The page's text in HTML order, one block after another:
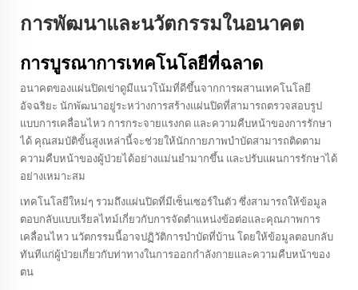
การพัฒนาและนวัตกรรมในอนาคต
การบูรณาการเทคโนโลยีที่ฉลาด
อนาคตของแผ่นปิดเข่าดูมีแนวโน้มที่ดีขึ้นจากการผสานเทคโนโลยี
อัจฉริยะ นักพัฒนาอยู่ระหว่างการสร้างแผ่นปิดที่สามารถตรวจสอบรูป
แบบการเคลื่อนไหว การกระจายแรงกด และความคืบหน้าของการรักษา
ได้ คุณสมบัติขั้นสูงเหล่านี้จะช่วยให้นักกายภาพบำบัดสามารถติดตาม
ความคืบหน้าของผู้ป่วยได้อย่างแม่นยำมากขึ้น และปรับแผนการรักษาได้
อย่างเหมาะสม
เทคโนโลยีใหม่ๆ รวมถึงแผ่นปิดที่มีเซ็นเซอร์ในตัว ซึ่งสามารถให้ข้อมูล
ตอบกลับแบบเรียลไทม์เกี่ยวกับการจัดตำแหน่งข้อต่อและคุณภาพการ
เคลื่อนไหว นวัตกรรมนี้อาจปฏิวัติการบำบัดที่บ้าน โดยให้ข้อมูลตอบกลับ
ทันทีแก่ผู้ป่วยเกี่ยวกับท่าทางในการออกกำลังกายและความคืบหน้าของ
ตน